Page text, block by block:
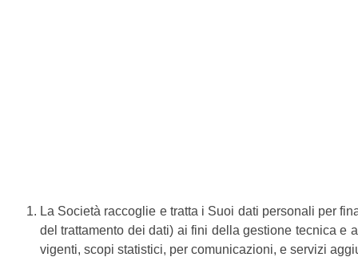
La Società raccoglie e tratta i Suoi dati personali per
del trattamento dei dati) ai fini della gestione tecnica e
vigenti, scopi statistici, per comunicazioni, e servizi